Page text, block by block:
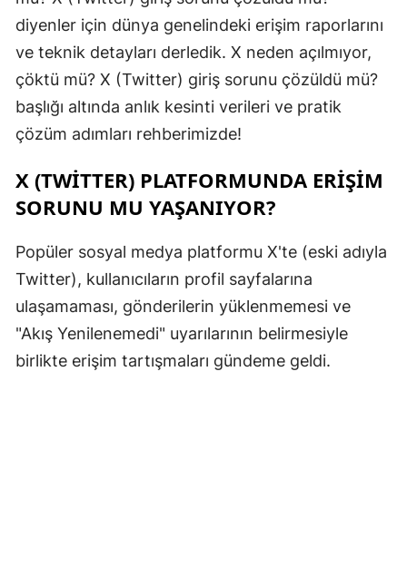
diyenler için dünya genelindeki erişim raporlarını
ve teknik detayları derledik. X neden açılmıyor,
çöktü mü? X (Twitter) giriş sorunu çözüldü mü?
başlığı altında anlık kesinti verileri ve pratik
çözüm adımları rehberimizde!
X (TWITTER) PLATFORMUNDA ERIŞIM
SORUNU MU YAŞANIYOR?
Popüler sosyal medya platformu X'te (eski adıyla
Twitter), kullanıcıların profil sayfalarına
ulaşamaması, gönderilerin yüklenmemesi ve
"Akış Yenilenemedi" uyarılarının belirmesiyle
birlikte erişim tartışmaları gündeme geldi.